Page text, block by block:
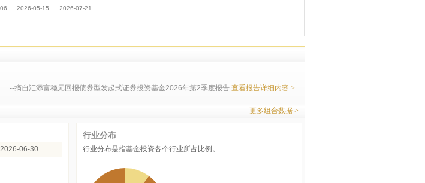
--摘自汇添富稳元回报债券型发起式证券投资基金2026年第2季度报告 查看报告详细内容 >
更多组合数据 >
2026-06-30
行业分布
行业分布是指基金投资各个行业所占比例。